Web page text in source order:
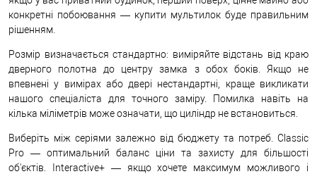
конкретні побоювання — купити мультилок буде правильним
рішенням.
Розмір визначається стандартно: виміряйте відстань від краю
дверного полотна до центру замка з обох боків. Якщо не
впевнені у вимірах або двері нестандартні, краще викликати
нашого спеціаліста для точного заміру. Помилка навіть на
кілька міліметрів може означати, що циліндр не встановиться.
Виберіть між серіями залежно від бюджету та потреб. Classic
Pro — оптимальний баланс ціни та захисту для більшості
об'єктів. Interactive+ — якщо хочете максимум можливого і